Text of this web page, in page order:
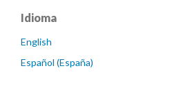
Idioma
English
Español (España)